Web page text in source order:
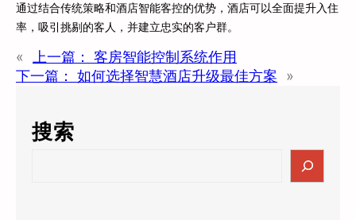
通过结合传统策略和酒店智能客控的优势，酒店可以全面提升入住
率，吸引挑剔的客人，并建立忠实的客户群。
« 上一篇：
客房智能控制系统作用
下一篇：
如何选择智慧酒店升级最佳方案 »
搜索